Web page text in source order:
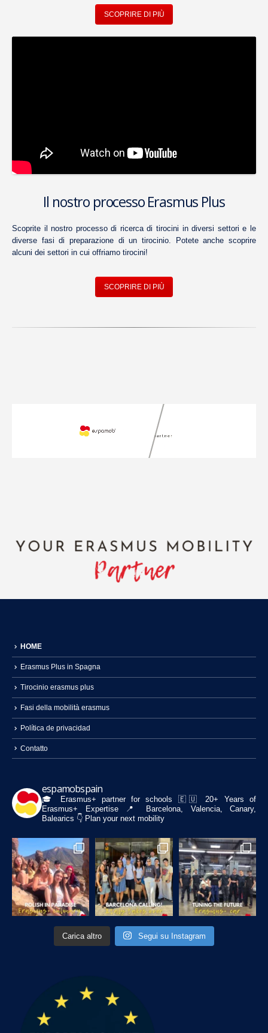
SCOPRIRE DI PIÙ
Il nostro processo Erasmus Plus
Scoprite il nostro processo di ricerca di tirocini in diversi settori e le
diverse fasi di preparazione di un tirocinio. Potete anche scoprire
alcuni dei settori in cui offriamo tirocini!
SCOPRIRE DI PIÙ
HOME
Erasmus Plus in Spagna
Tirocinio erasmus plus
Fasi della mobilità erasmus
Política de privacidad
Contatto
espamobspain
🎓 Erasmus+ partner for schools 🇪🇺 20+ Years of
Erasmus+ Expertise📍 Barcelona, Valencia, Canary,
Balearics 👇 Plan your next mobility
Carica altro Segui su Instagram